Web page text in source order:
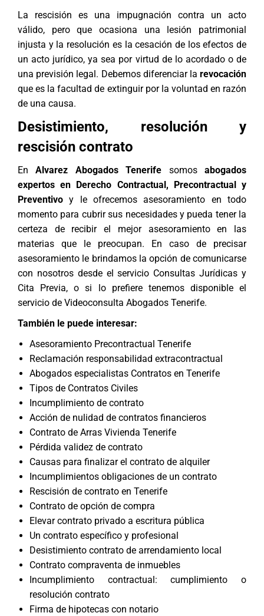
La rescisión es una impugnación contra un acto
válido, pero que ocasiona una lesión patrimonial
injusta y la resolución es la cesación de los efectos de
un acto jurídico, ya sea por virtud de lo acordado o de
una previsión legal. Debemos diferenciar la revocación
que es la facultad de extinguir por la voluntad en razón
de una causa.
Desistimiento, resolución y
rescisión contrato
EnAlvarez Abogados Tenerife somosabogados
expertos en Derecho Contractual, Precontractual y
Preventivo y le ofrecemos asesoramiento en todo
momento para cubrir sus necesidades y pueda tener la
certeza de recibir el mejor asesoramiento en las
materias que le preocupan. En caso de precisar
asesoramiento le brindamos la opción de comunicarse
con nosotros desde el servicio Consultas Jurídicas y
Cita Previa, o si lo prefiere tenemos disponible el
servicio de Videoconsulta Abogados Tenerife.
También le puede interesar:
Asesoramiento Precontractual Tenerife
Reclamación responsabilidad extracontractual
Abogados especialistas Contratos en Tenerife
Tipos de Contratos Civiles
Incumplimiento de contrato
Acción de nulidad de contratos financieros
Contrato de Arras Vivienda Tenerife
Pérdida validez de contrato
Causas para finalizar el contrato de alquiler
Incumplimientos obligaciones de un contrato
Rescisión de contrato en Tenerife
Contrato de opción de compra
Elevar contrato privado a escritura pública
Un contrato específico y profesional
Desistimiento contrato de arrendamiento local
Contrato compraventa de inmuebles
Incumplimiento contractual: cumplimiento o
resolución contrato
Firma de hipotecas con notario